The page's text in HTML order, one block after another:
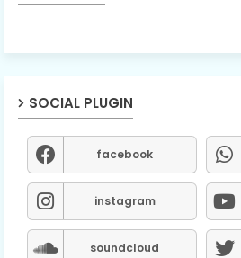
SOCIAL PLUGIN
facebook
instagram
soundcloud